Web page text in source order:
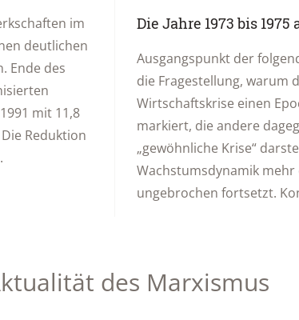
im
deutlichen
Ende des
mit 11,8
Reduktion
Die Jahre 1973 bis
Ausgangspunkt der
die Fragestellung, warum
Wirtschaftskrise einen
markiert, die andere
„gewöhnliche Krise“
Wachstumsdynamik
ungebrochen fortsetzt.
des Marxismus